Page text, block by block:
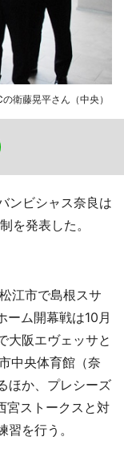
衛藤晃平さん（中央）
ンビシャス奈良は
を発表した。
江市で島根スサ
ーム開幕戦は10月
大阪エヴェッサと
中央体育館（奈
ほか、プレシーズ
宮ストークスと対
を行う。